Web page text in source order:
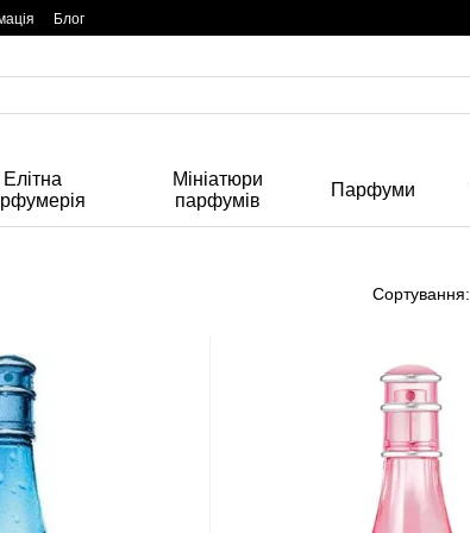
Блог
Елітна
Мініатюри
парфумів
Парфуми
Сортування: